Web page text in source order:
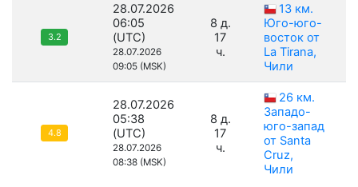
3.2
28.07.2026
06:05
(UTC)
28.07.2026
09:05 (MSK)
8 д.
17
ч.
13 км.
Юго-юго-
восток от
La Tirana,
Чили
4.8
28.07.2026
05:38
(UTC)
28.07.2026
08:38 (MSK)
8 д.
17
ч.
26 км.
Западо-
юго-запад
от Santa
Cruz,
Чили